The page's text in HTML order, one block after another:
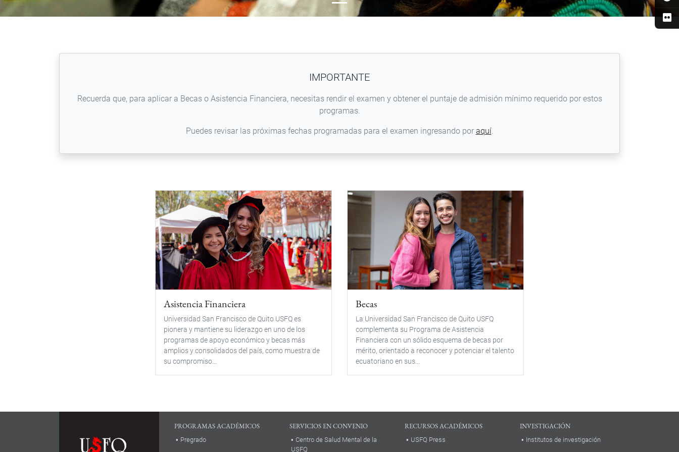
IMPORTANTE
Recuerda que, para aplicar a Becas o Asistencia Financiera, necesitas rendir el examen y obtener el puntaje de admisión mínimo requerido por estos
programas.
Puedes revisar las próximas fechas programadas para el examen ingresando por aquí.
Asistencia Financiera
Universidad San Francisco de Quito USFQ es
pionera y mantiene su liderazgo en uno de los
programas de apoyo económico y becas más
amplios y consolidados del país, como muestra de
su compromiso...
Becas
La Universidad San Francisco de Quito USFQ
complementa su Programa de Asistencia
Financiera con un sólido esquema de becas por
mérito, orientado a reconocer y potenciar el talento
ecuatoriano en sus...
PROGRAMAS ACADÉMICOS
Pregrado
SERVICIOS EN CONVENIO
Centro de Salud Mental de la
USFQ
RECURSOS ACADÉMICOS
USFQ Press
INVESTIGACIÓN
Institutos de investigación